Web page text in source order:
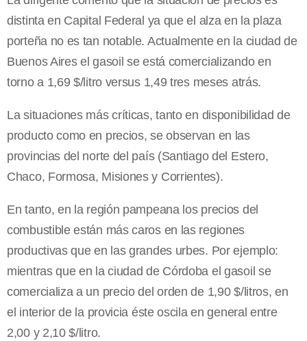
distinta en Capital Federal ya que el alza en la plaza
porteña no es tan notable. Actualmente en la ciudad de
Buenos Aires el gasoil se está comercializando en
torno a 1,69 $/litro versus 1,49 tres meses atrás.
La situaciones más críticas, tanto en disponibilidad de
producto como en precios, se observan en las
provincias del norte del país (Santiago del Estero,
Chaco, Formosa, Misiones y Corrientes).
En tanto, en la región pampeana los precios del
combustible están más caros en las regiones
productivas que en las grandes urbes. Por ejemplo:
mientras que en la ciudad de Córdoba el gasoil se
comercializa a un precio del orden de 1,90 $/litros, en
el interior de la provicia éste oscila en general entre
2,00 y 2,10 $/litro.